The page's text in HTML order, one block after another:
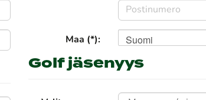
Maa (*): Suomi
Golf jäsenyys